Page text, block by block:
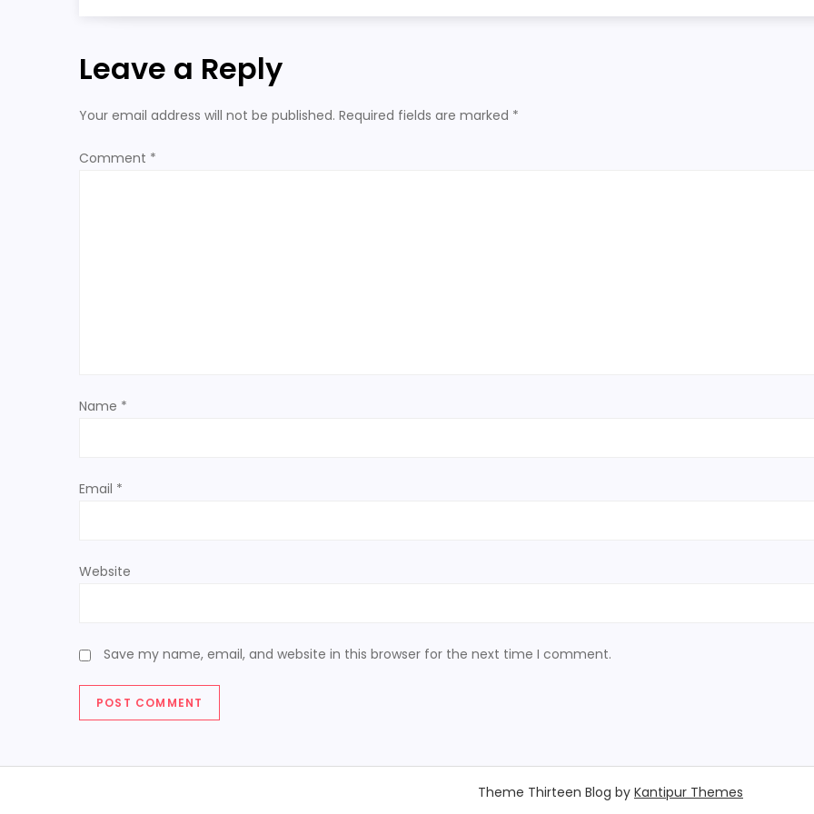
t
n
a
i
n
Leave a Reply
Your email address will not be published. Required fields are marked *
Comment *
Name *
Email *
Website
Save my name, email, and website in this browser for the next time I comment.
Theme Thirteen Blog by Kantipur Themes